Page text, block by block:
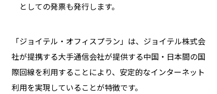
としての発票も発行します。
「ジョイテル・オフィスプラン」は、ジョイテル株式会
社が提携する大手通信会社が提供する中国・日本間の国
際回線を利用することにより、安定的なインターネット
利用を実現していることが特徴です。